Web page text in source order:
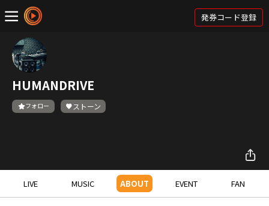
発券コード登録
HUMANDRIVE
フォロー ストーン
LIVE MUSIC ABOUT EVENT FAN